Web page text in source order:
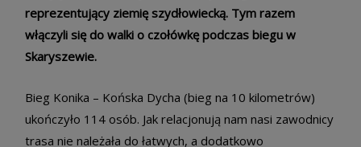
reprezentujący ziemię szydłowiecką. Tym razem
włączyli się do walki o czołówkę podczas biegu w
Skaryszewie.
Bieg Konika – Końska Dycha (bieg na 10 kilometrów)
ukończyło 114 osób. Jak relacjonują nam nasi zawodnicy
trasa nie należała do łatwych, a dodatkowo